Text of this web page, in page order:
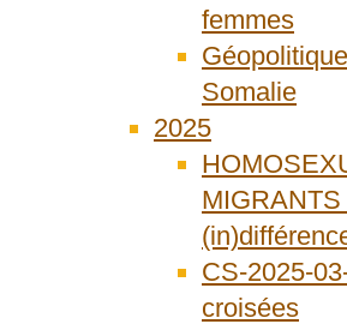
femmes
Somalie
2025
MIGRANTS
CS-2025-
croisées